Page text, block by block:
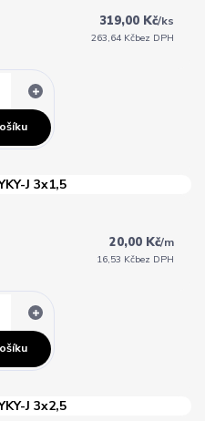
319,00 Kč/ks
263,64 Kčbez DPH
20,00 Kč/m
16,53 Kčbez DPH